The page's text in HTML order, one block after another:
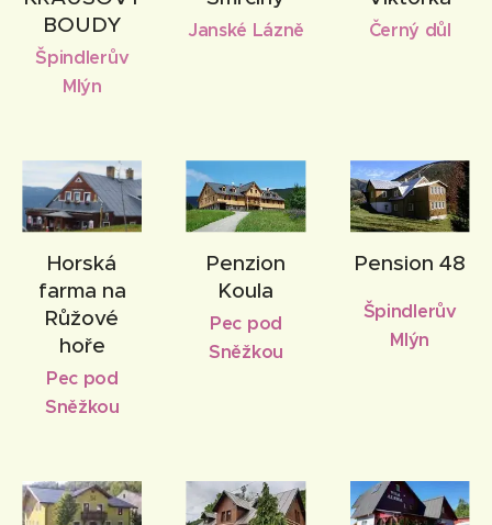
BOUDY
Špindlerův
Mlýn
Janské Lázně Černý důl
Horská
farma na
Růžové
hoře
Pec pod
Sněžkou
Penzion
Koula
Pec pod
Sněžkou
Pension 48
Špindlerův
Mlýn